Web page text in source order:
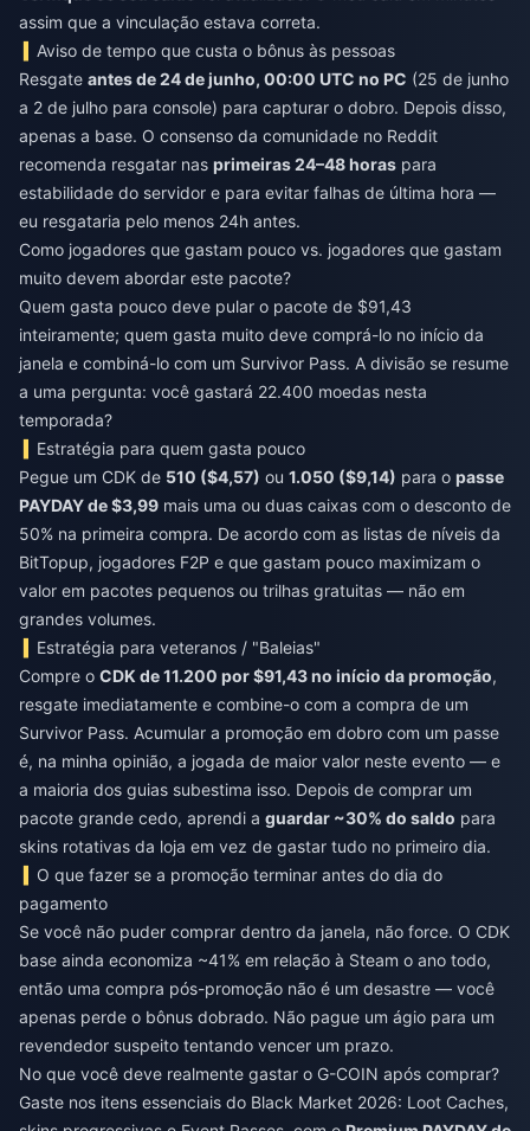
assim que a vinculação estava correta.
Aviso de tempo que custa o bônus às pessoas
Resgate antes de 24 de junho, 00:00 UTC no PC (25 de junho
a 2 de julho para console) para capturar o dobro. Depois disso,
apenas a base. O consenso da comunidade no Reddit
recomenda resgatar nas primeiras 24–48 horas para
estabilidade do servidor e para evitar falhas de última hora —
eu resgataria pelo menos 24h antes.
Como jogadores que gastam pouco vs. jogadores que gastam
muito devem abordar este pacote?
Quem gasta pouco deve pular o pacote de $91,43
inteiramente; quem gasta muito deve comprá-lo no início da
janela e combiná-lo com um Survivor Pass. A divisão se resume
a uma pergunta: você gastará 22.400 moedas nesta
temporada?
Estratégia para quem gasta pouco
Pegue um CDK de 510 ($4,57) ou 1.050 ($9,14) para o passe
PAYDAY de $3,99 mais uma ou duas caixas com o desconto de
50% na primeira compra. De acordo com as listas de níveis da
BitTopup, jogadores F2P e que gastam pouco maximizam o
valor em pacotes pequenos ou trilhas gratuitas — não em
grandes volumes.
Estratégia para veteranos / "Baleias"
Compre o CDK de 11.200 por $91,43 no início da promoção,
resgate imediatamente e combine-o com a compra de um
Survivor Pass. Acumular a promoção em dobro com um passe
é, na minha opinião, a jogada de maior valor neste evento — e
a maioria dos guias subestima isso. Depois de comprar um
pacote grande cedo, aprendi a guardar ~30% do saldo para
skins rotativas da loja em vez de gastar tudo no primeiro dia.
O que fazer se a promoção terminar antes do dia do
pagamento
Se você não puder comprar dentro da janela, não force. O CDK
base ainda economiza ~41% em relação à Steam o ano todo,
então uma compra pós-promoção não é um desastre — você
apenas perde o bônus dobrado. Não pague um ágio para um
revendedor suspeito tentando vencer um prazo.
No que você deve realmente gastar o G-COIN após comprar?
Gaste nos itens essenciais do Black Market 2026: Loot Caches,